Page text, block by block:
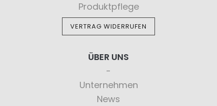
Produktpflege
VERTRAG WIDERRUFEN
ÜBER UNS
Unternehmen
News